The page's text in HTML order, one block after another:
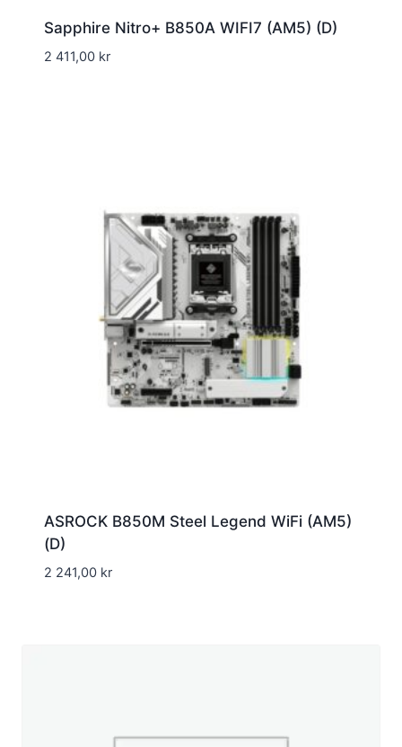
Sapphire Nitro+ B850A WIFI7 (AM5) (D)
2 411,00 kr
ASROCK B850M Steel Legend WiFi (AM5)
(D)
2 241,00 kr